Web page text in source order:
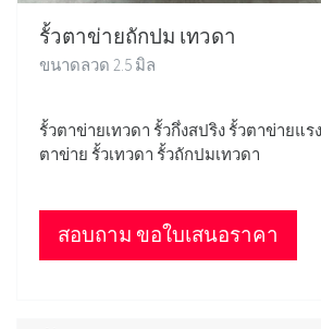
รั้วตาข่ายถักปม เทวดา
ขนาดลวด 2.5 มิล
รั้วตาข่ายเทวดา รั้วกึ่งสปริง รั้วตาข่ายแร
ตาข่าย รั้วเทวดา รั้วถักปมเทวดา
สอบถาม ขอใบเสนอราคา